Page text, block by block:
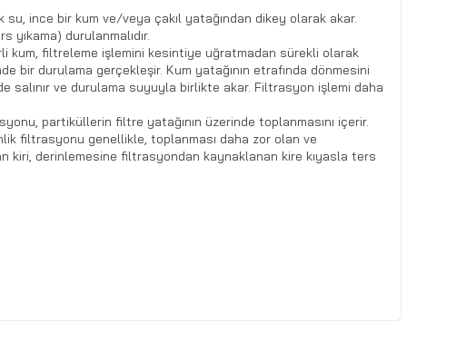
su, ince bir kum ve/veya çakıl yatağından dikey olarak akar.
yıkama) durulanmalıdır.
kum, filtreleme işlemini kesintiye uğratmadan sürekli olarak
bir durulama gerçekleşir. Kum yatağının etrafında dönmesini
salınır ve durulama suyuyla birlikte akar. Filtrasyon işlemi daha
partiküllerin filtre yatağının üzerinde toplanmasını içerir.
filtrasyonu genellikle, toplanması daha zor olan ve
kiri, derinlemesine filtrasyondan kaynaklanan kire kıyasla ters